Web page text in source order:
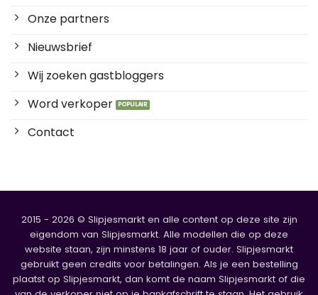
Onze partners
Nieuwsbrief
Wij zoeken gastbloggers
Word verkoper
Contact
2015 - 2026 © Slipjesmarkt en alle content op deze site zijn
eigendom van Slipjesmarkt. Alle modellen die op deze
website staan, zijn minstens 18 jaar of ouder. Slipjesmarkt
gebruikt geen credits voor betalingen. Als je een bestelling
plaatst op Slipjesmarkt, dan komt de naam Slipjesmarkt of die